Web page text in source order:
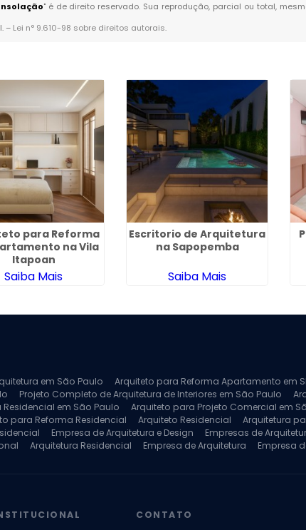
" é de direito reservado. Sua reprodução, parcial ou total,
– Lei n° 9.610-98 sobre direitos autorais.
para Reforma
na Vila
Itapoan
Saiba Mais
Escritorio de Arquitetura
na Sapopemba
Saiba Mais
em São Paulo Arquiteto para Reforma Apartamento em
Projeto Completo de Arquitetura de Interiores em São Paulo
Residencial em São Paulo Arquiteto para Projeto Comercial em
para Reforma Residencial Arquiteto Residencial Arquitetura
Empresa de Arquitetura e Design Empresas de
Arquitetura Residencial Empresa de Arquitetura Empresa
CONTATO